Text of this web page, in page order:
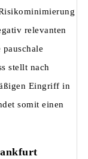
relevanten
stellt nach
Eingriff in
somit einen